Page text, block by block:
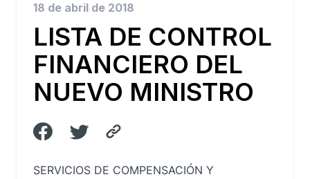
18 de abril de 2018
LISTA DE CONTROL
FINANCIERO DEL
NUEVO MINISTRO
SERVICIOS DE COMPENSACIÓN Y